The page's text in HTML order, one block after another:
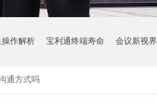
操作解析 宝利通终端寿命 会议新视界
通方式吗